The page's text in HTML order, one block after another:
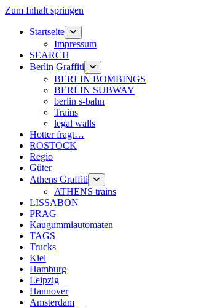
Zum Inhalt springen
Startseite Menü
öffnen
Impressum
SEARCH
Berlin Graffiti
Menü
öffnen
BERLIN BOMBINGS
BERLIN SUBWAY
berlin s-bahn
Trains
legal walls
Hotter fragt…
ROSTOCK
Regio
Güter
Athens Graffiti
Menü
öffnen
ATHENS trains
LISSABON
PRAG
Kaugummiautomaten
TAGS
Trucks
Kiel
Hamburg
Leipzig
Hannover
Amsterdam